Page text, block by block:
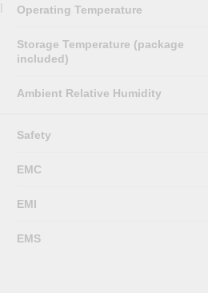
Operating Temperature
Storage Temperature (package
included)
Ambient Relative Humidity
Safety
EMC
EMI
EMS